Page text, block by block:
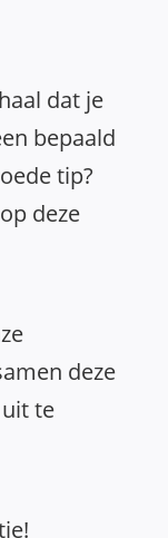
dat je
bepaald
tip?
deze
deze
te